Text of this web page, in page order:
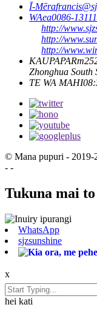
Ī-Mēra
WAea0086-
http://
http://
http://
KAUPAPA
Zhonghua South
TE WA MAHI
© Mana pupuri - 2019-
- -
Tukuna mai
WhatsApp
sjzsunshine
x
hei kati